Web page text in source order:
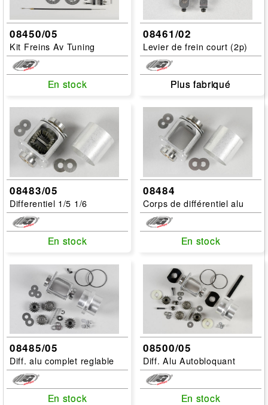
08450/05
Kit Freins Av Tuning
En stock
En stock
08461/02
Levier de frein court (2p)
Plus fabriqué
Plus fabriqué
08483/05
Differentiel 1/5 1/6
En stock
En stock
08484
Corps de différentiel alu
En stock
En stock
08485/05
Diff. alu complet reglable
En stock
En stock
08500/05
Diff. Alu Autobloquant
En stock
En stock